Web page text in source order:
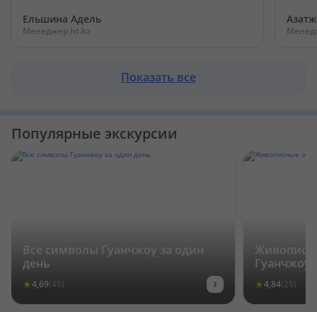
Ельшина Адель
Менеджер ht.kz
Показать все
Популярные экскурсии
Все символы Гуанчжоу за один
день
★4,69(45) ›
Гуанчжоу
★4,84(25)